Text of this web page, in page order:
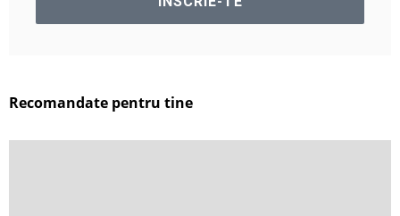
Recomandate pentru tine